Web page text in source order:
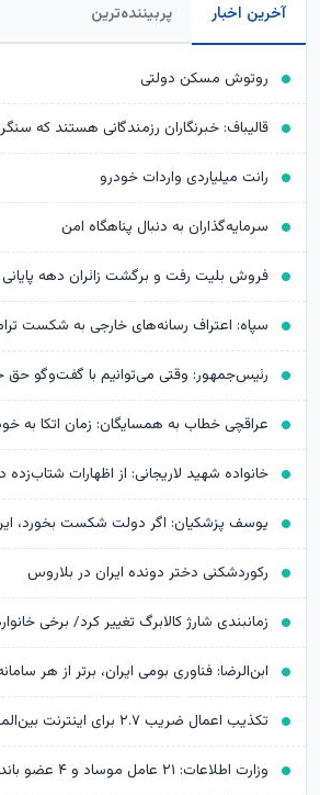
آخرین اخبار پربیننده‌ترین
روتوش مسکن دولتی
رانت میلیاردی واردات خودرو
سرمایه‌گذاران به دنبال پناهگاه امن
یوسف پزشکیان: اگر دولت شکست بخورد،
رکوردشکنی دختر دونده ایران در بلاروس